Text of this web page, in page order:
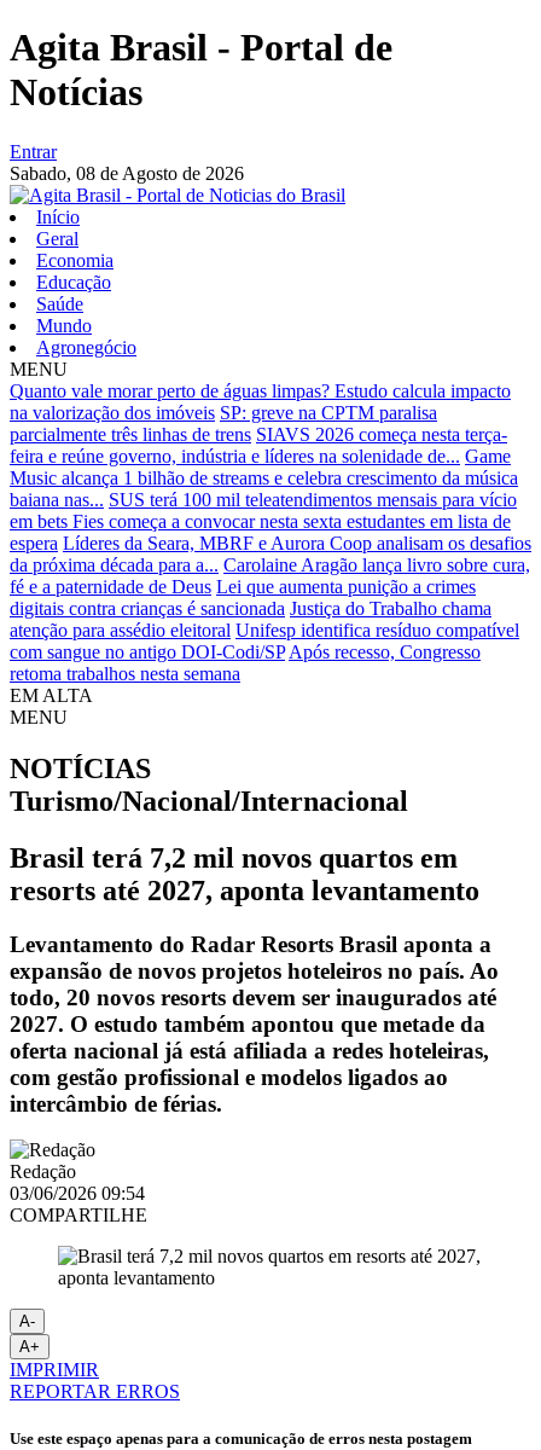
Agita Brasil - Portal de
Notícias
Entrar
Sabado, 08 de Agosto de 2026
Início
Geral
Economia
Educação
Saúde
Mundo
Agronegócio
MENU
Quanto vale morar perto de águas limpas? Estudo calcula impacto
na valorização dos imóveis SP: greve na CPTM paralisa
parcialmente três linhas de trens SIAVS 2026 começa nesta terça-
feira e reúne governo, indústria e líderes na solenidade de... Game
Music alcança 1 bilhão de streams e celebra crescimento da música
baiana nas... SUS terá 100 mil teleatendimentos mensais para vício
em bets Fies começa a convocar nesta sexta estudantes em lista de
espera Líderes da Seara, MBRF e Aurora Coop analisam os desafios
da próxima década para a... Carolaine Aragão lança livro sobre cura,
fé e a paternidade de Deus Lei que aumenta punição a crimes
digitais contra crianças é sancionada Justiça do Trabalho chama
atenção para assédio eleitoral Unifesp identifica resíduo compatível
com sangue no antigo DOI-Codi/SP Após recesso, Congresso
retoma trabalhos nesta semana
EM ALTA
MENU
NOTÍCIAS
Turismo/Nacional/Internacional
Brasil terá 7,2 mil novos quartos em
resorts até 2027, aponta levantamento
Levantamento do Radar Resorts Brasil aponta a
expansão de novos projetos hoteleiros no país. Ao
todo, 20 novos resorts devem ser inaugurados até
2027. O estudo também apontou que metade da
oferta nacional já está afiliada a redes hoteleiras,
com gestão profissional e modelos ligados ao
intercâmbio de férias.
Redação
03/06/2026 09:54
COMPARTILHE
A-
A+
IMPRIMIR
REPORTAR ERROS
Use este espaço apenas para a comunicação de erros nesta postagem